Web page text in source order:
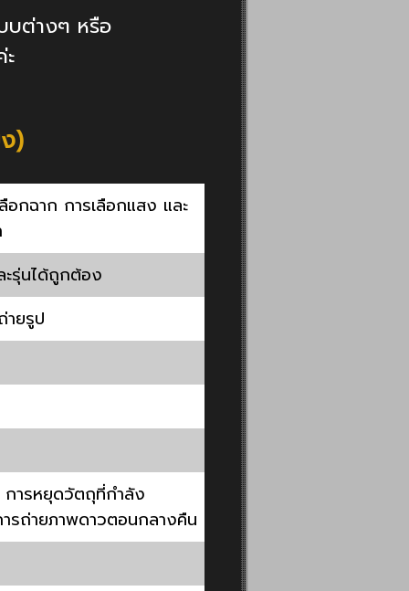
บต่างๆ หรือ
)
อกฉาก การเลือกแสง และ
รุ่นได้ถูกต้อง
ายรูป
การหยุดวัตถุที่กำลัง
รถ่ายภาพดาวตอนกลางคืน